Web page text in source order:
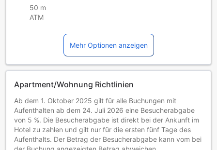
50 m
ATM
Mehr Optionen anzeigen
Apartment/Wohnung Richtlinien
Ab dem 1. Oktober 2025 gilt für alle Buchungen mit
Aufenthalten ab dem 24. Juli 2026 eine Besucherabgabe
von 5 %. Die Besucherabgabe ist direkt bei der Ankunft im
Hotel zu zahlen und gilt nur für die ersten fünf Tage des
Aufenthalts. Der Betrag der Besucherabgabe kann vom bei